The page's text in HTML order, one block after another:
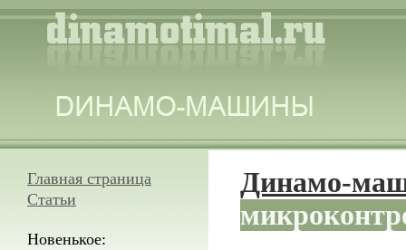
Динамо-
Главная страница
Статьи
Новенькое: